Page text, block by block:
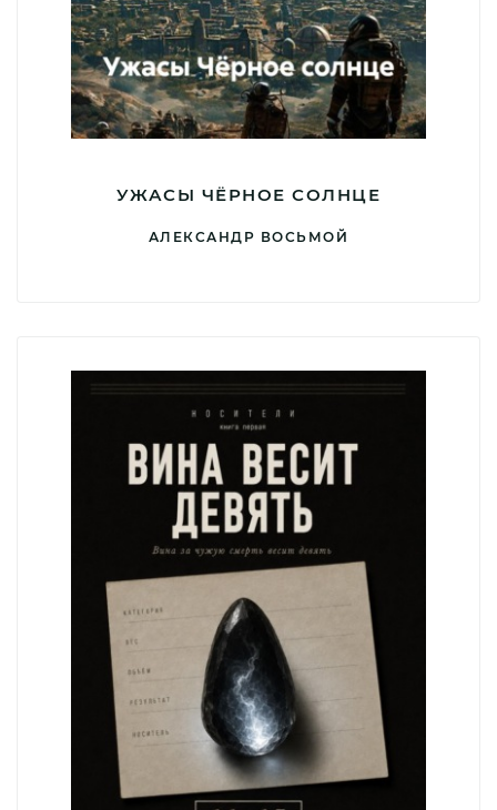
УЖАСЫ ЧЁРНОЕ СОЛНЦЕ
АЛЕКСАНДР ВОСЬМОЙ